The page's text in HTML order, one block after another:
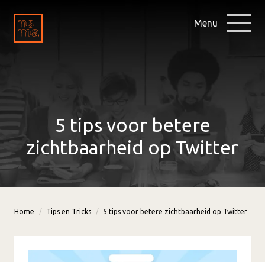
Menu
5 tips voor betere
zichtbaarheid op Twitter
Home Tips en Tricks 5 tips voor betere zichtbaarheid op Twitter